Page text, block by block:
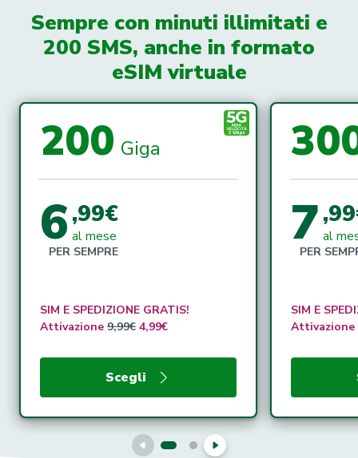
Sempre con minuti illimitati e
200 SMS, anche in formato
eSIM virtuale
200 Giga
6,99€
al mese
PER SEMPRE
SIM E SPEDIZIONE GRATIS!
Attivazione 9,99€ 4,99€
Scegli
7 al
PER
SIM E
Attivazione